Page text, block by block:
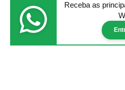
Receba as